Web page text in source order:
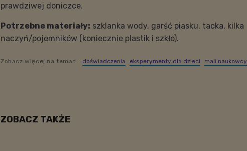
prawdziwej doniczce.
Potrzebne materiały: szklanka wody, garść piasku, tacka, kilka
naczyń/pojemników (koniecznie plastik i szkło).
Zobacz więcej na temat: doświadczenia eksperymenty dla dzieci mali naukowcy
ZOBACZ TAKŻE